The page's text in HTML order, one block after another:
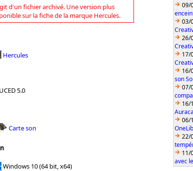
d'un fichier archivé. Une version plus
sur la fiche de la marque Hercules.
Hercules
5.0
Carte son
Windows 10 (64 bit, x64)
09/
03/
26/
17/
16/
son
07/
16/
06/
22/
11/
avec